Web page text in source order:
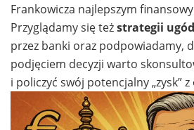
Frankowicza najlepszym
Przyglądamy się teżstrategii ugód
przez banki oraz podpowiadamy,
podjęciem decyzji warto
i policzyć swój potencjalny „zysk”